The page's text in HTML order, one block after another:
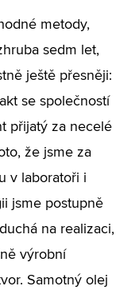
metody,
sedm let,
ještě přesněji:
se společností
přijatý za necelé
že jsme za
v laboratoři i
jsme postupně
na realizaci,
výrobní
Samotný olej